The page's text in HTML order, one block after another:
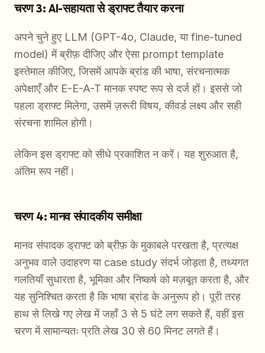
चरण 3: AI-सहायता से ड्राफ्ट तैयार करना
अपने चुने हुए LLM (GPT-4o, Claude, या fine-tuned
model) में ब्रीफ़ दीजिए और ऐसा prompt template
इस्तेमाल कीजिए, जिसमें आपके ब्रांड की भाषा, संरचनात्मक
अपेक्षाएँ और E-E-A-T मानक स्पष्ट रूप से दर्ज हों। इससे जो
पहला ड्राफ्ट मिलेगा, उसमें ज़रूरी विषय, कीवर्ड लक्ष्य और सही
संरचना शामिल होगी।
लेकिन इस ड्राफ्ट को सीधे प्रकाशित न करें। यह शुरुआत है,
अंतिम रूप नहीं।
चरण 4: मानव संपादकीय समीक्षा
मानव संपादक ड्राफ्ट को ब्रीफ़ के मुकाबले परखता है, प्रत्यक्ष
अनुभव वाले उदाहरण या case study संदर्भ जोड़ता है, तथ्यगत
गलतियाँ सुधारता है, भूमिका और निष्कर्ष को मज़बूत करता है, और
यह सुनिश्चित करता है कि भाषा ब्रांड के अनुरूप हो। पूरी तरह
हाथ से लिखे गए लेख में जहाँ 3 से 5 घंटे लग सकते हैं, वहीं इस
चरण में सामान्यतः प्रति लेख 30 से 60 मिनट लगते हैं।